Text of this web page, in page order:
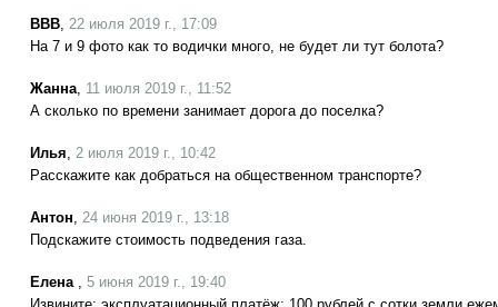
ВВВ, 22 июля 2019 г., 17:09
На 7 и 9 фото как то водички много, не будет ли тут болота?
Жанна, 11 июля 2019 г., 11:52
А сколько по времени занимает дорога до поселка?
Илья, 2 июля 2019 г., 10:42
Расскажите как добраться на общественном транспорте?
Антон, 24 июня 2019 г., 13:18
Подскажите стоимость подведения газа.
Елена , 5 июня 2019 г., 19:40